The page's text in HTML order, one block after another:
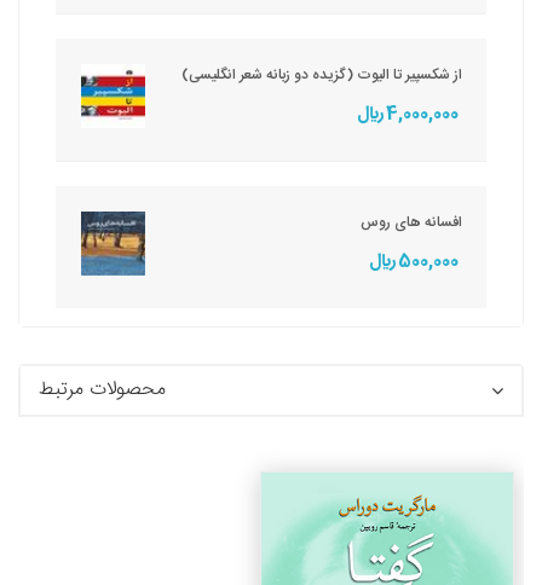
از شکسپیر تا الیوت (گزیده دو زبانه شعر انگلیسی)
4,000,000 ريال
افسانه های روس
500,000 ريال
محصولات مرتبط